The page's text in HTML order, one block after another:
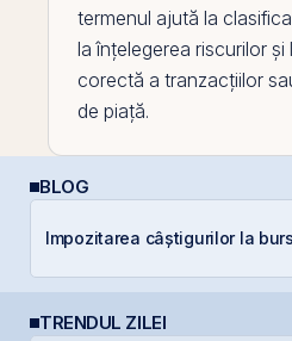
termenul ajută la
la înțelegerea riscurilor și
corectă a tranzacțiilor
de piață.
BLOG
Impozitarea câștigurilor la
TRENDUL ZILEI